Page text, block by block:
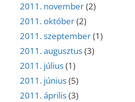
2011. november(2)
2011. október(2)
2011. szeptember(1)
2011. augusztus(3)
2011. július(1)
2011. június(5)
2011. április(3)